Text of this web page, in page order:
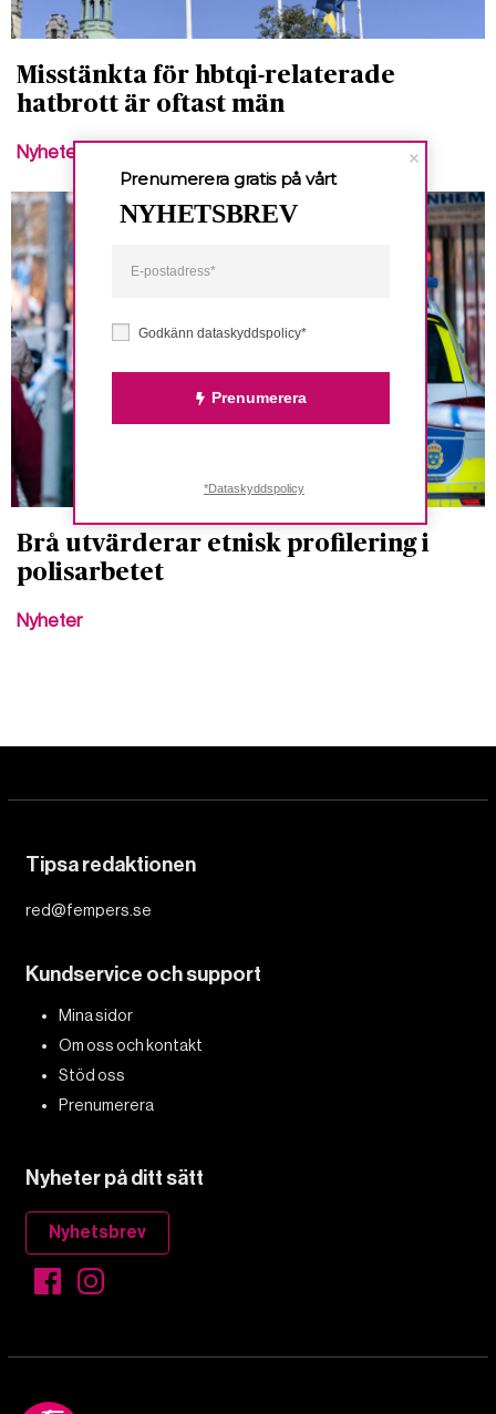
Misstänkta för hbtqi-relaterade
hatbrott är oftast män
Nyheter
Brå utvärderar etnisk profilering i
polisarbetet
Nyheter
Tipsa redaktionen
red@fempers.se
Kundservice och support
Mina sidor
Om oss och kontakt
Stöd oss
Prenumerera
Nyheter på ditt sätt
Nyhetsbrev
Godkänn dataskyddspolicy*
Prenumerera
Prenumerera gratis på vårt
NYHETSBREV
*Dataskyddspolicy